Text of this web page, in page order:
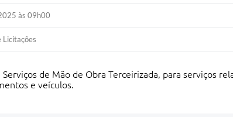
às 09h00
Licitações
de Mão de Obra Terceirizada, para serviços
e veículos.